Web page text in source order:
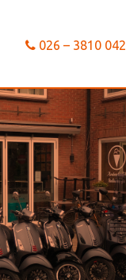
026 – 3810 042